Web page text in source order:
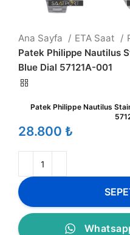
Ana Sayfa ETA Saat
Patek Philippe Nautilus
Blue Dial 57121A-001
Patek Philippe Nautilus
₺